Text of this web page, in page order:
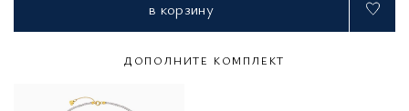
в корзину
ДОПОЛНИТЕ КОМПЛЕКТ